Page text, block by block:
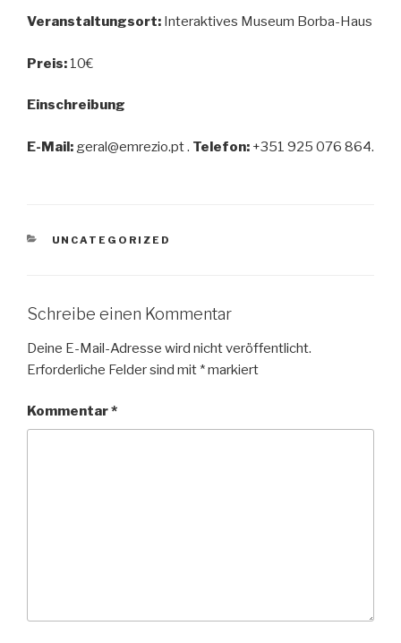
Veranstaltungsort: Interaktives Museum Borba-Haus
Preis: 10€
Einschreibung
E-Mail: geral@emrezio.pt . Telefon: +351 925 076 864.
KATEGORIEN
UNCATEGORIZED
Schreibe einen Kommentar
Deine E-Mail-Adresse wird nicht veröffentlicht.
Erforderliche Felder sind mit *markiert
Kommentar*